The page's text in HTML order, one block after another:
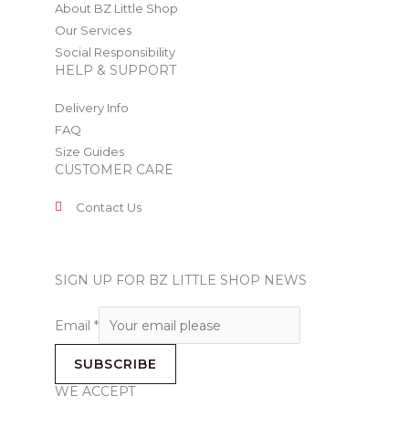
About BZ Little Shop
Our Services
Social Responsibility
HELP & SUPPORT
Delivery Info
FAQ
Size Guides
CUSTOMER CARE
Contact Us
SIGN UP FOR BZ LITTLE SHOP NEWS
Email *
SUBSCRIBE
WE ACCEPT